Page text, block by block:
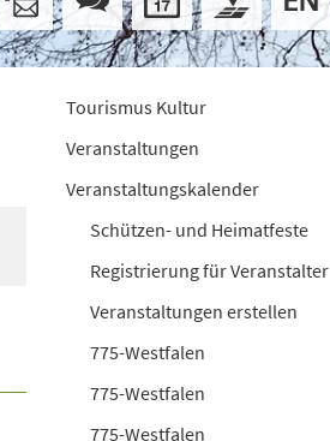
Tourismus Kultur
Veranstaltungen
Veranstaltungskalender
Schützen- und Heimatfeste
Registrierung für Veranstalter
Veranstaltungen erstellen
775-Westfalen
775-Westfalen
775-Westfalen